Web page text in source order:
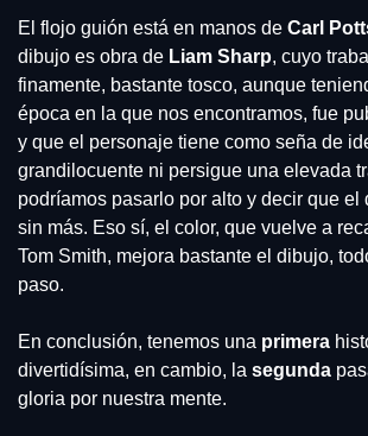
El flojo guión está en manos de Carl
dibujo es obra de Liam Sharp, cuyo
finamente, bastante tosco, aunque
época en la que nos encontramos, fue
y que el personaje tiene como seña de
grandilocuente ni persigue una elevada
podríamos pasarlo por alto y decir que el
sin más. Eso sí, el color, que vuelve a
Tom Smith, mejora bastante el dibujo,
paso.
En conclusión, tenemos una primera
divertidísima, en cambio, la segunda
gloria por nuestra mente.